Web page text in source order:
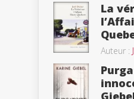
La
Auteur :